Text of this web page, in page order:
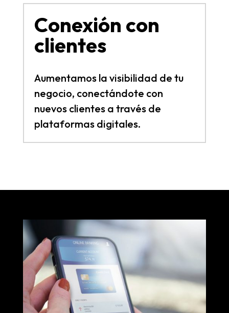
Conexión con
clientes
Aumentamos la visibilidad de tu
negocio, conectándote con
nuevos clientes a través de
plataformas digitales.